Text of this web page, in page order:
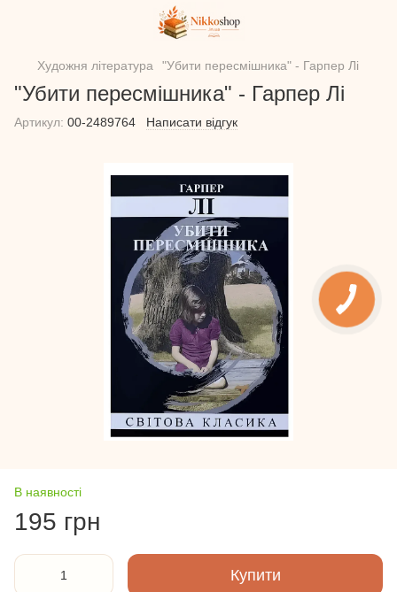
Художня література "Убити пересмішника" - Гарпер Лі
"Убити пересмішника" - Гарпер Лі
Артикул: 00-2489764 Написати відгук
В наявності
195 грн
Купити